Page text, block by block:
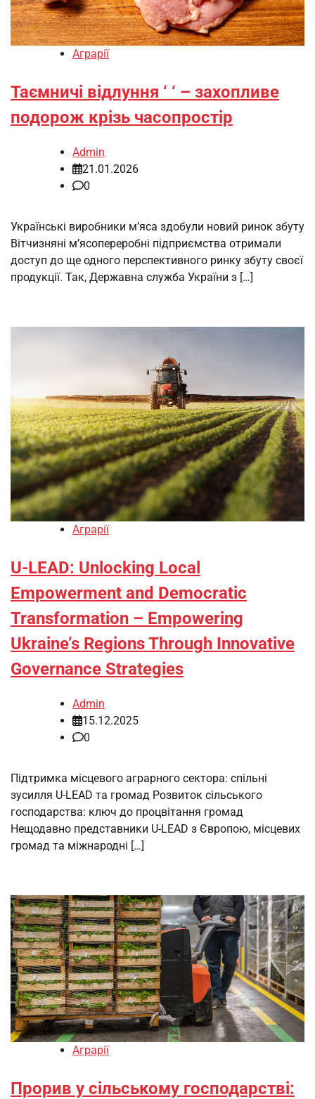
Аграрії
Таємничі відлуння ‘ ‘ – захопливе
подорож крізь часопростір
Admin
21.01.2026
0
Українські виробники м’яса здобули новий ринок збуту
Вітчизняні м’ясопереробні підприємства отримали
доступ до ще одного перспективного ринку збуту своєї
продукції. Так, Державна служба України з […]
Аграрії
U-LEAD: Unlocking Local
Empowerment and Democratic
Transformation – Empowering
Ukraine’s Regions Through Innovative
Governance Strategies
Admin
15.12.2025
0
Підтримка місцевого аграрного сектора: спільні
зусилля U-LEAD та громад Розвиток сільського
господарства: ключ до процвітання громад
Нещодавно представники U-LEAD з Європою, місцевих
громад та міжнародні […]
Аграрії
Прорив у сільському господарстві: